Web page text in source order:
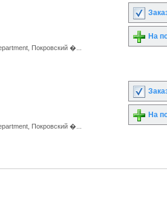
Покровский �...
На
Покровский �...
На